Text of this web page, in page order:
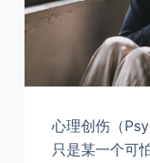
心理创伤（
只是某一个可